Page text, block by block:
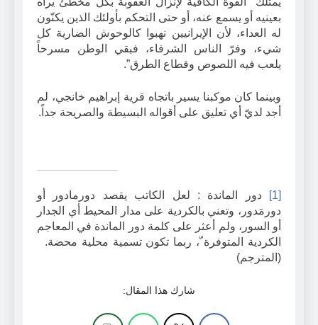
بعينيه أو يسمع عنه، أو حتى التحكم بأولئك الذين يكنّون
له العداء، لأن الإيرانيين نهبوا كالوحوش الضارية كل
شيء، وفرّ الناس الشرفاء، فبقي الوطن مسرحاً
يلعب فيه اللصوص وقطاع الطرق”.
وبينما كان موكبنا يسير باتجاه قرية إبراهيم خانجي، لم
أجد لديّ أي تعليق على أقواله البسيطة والصريحة جداً.
[1]
دور الماندة : لعل الكاتب يقصد دورمادور أو
دورمَدور، وتعني بالكردية على مدار المحيط أي الجدار
أو السور، ولم أعثر على كلمة دور الماندة في المعاجم
الكردية المتوفرة ّ، ربما تكون تسمية محلية محضة.
(المترجم)
شارك هذا المقال: